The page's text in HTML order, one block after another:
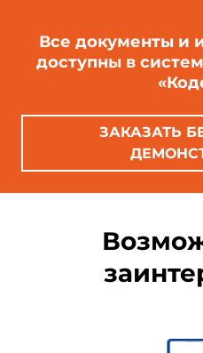
Все документы и
доступны в
ЗАКАЗАТЬ